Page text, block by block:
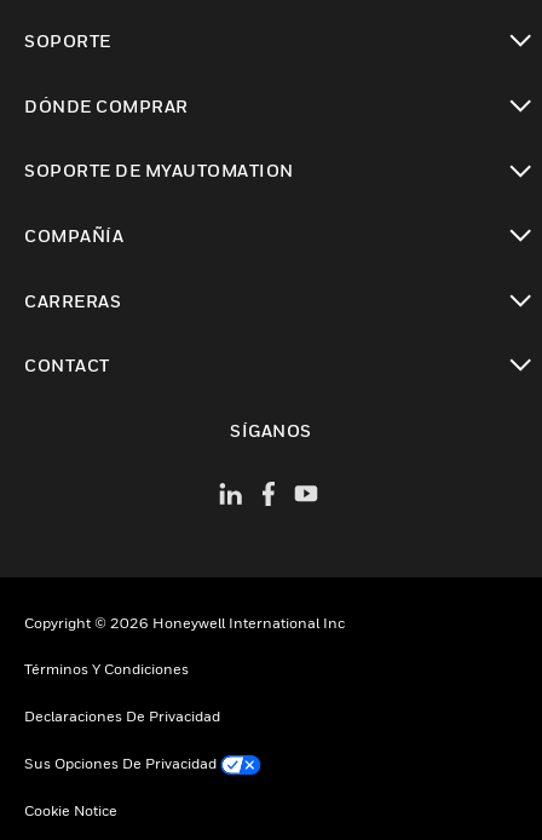
SOPORTE
DÓNDE COMPRAR
SOPORTE DE MYAUTOMATION
COMPAÑÍA
CARRERAS
CONTACT
SÍGANOS
Copyright © 2026 Honeywell International Inc
Términos Y Condiciones
Declaraciones De Privacidad
Sus Opciones De Privacidad
Cookie Notice